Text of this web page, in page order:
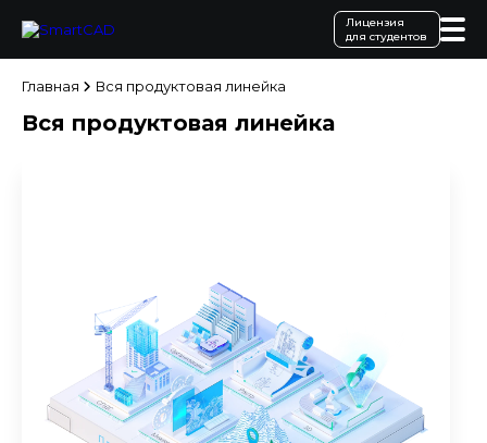
Лицензия
для студентов
Главная Вся продуктовая линейка
Вся продуктовая линейка